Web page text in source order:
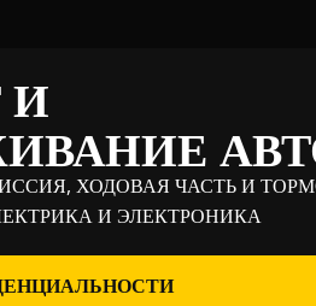
И
ХОДОВАЯ ЧАСТЬ И
И ЭЛЕКТРОНИКА